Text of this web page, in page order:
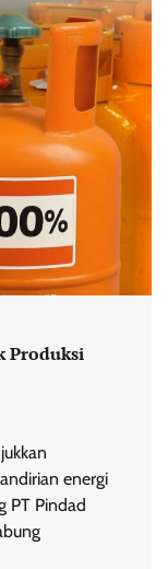
Produksi
energi
PT Pindad